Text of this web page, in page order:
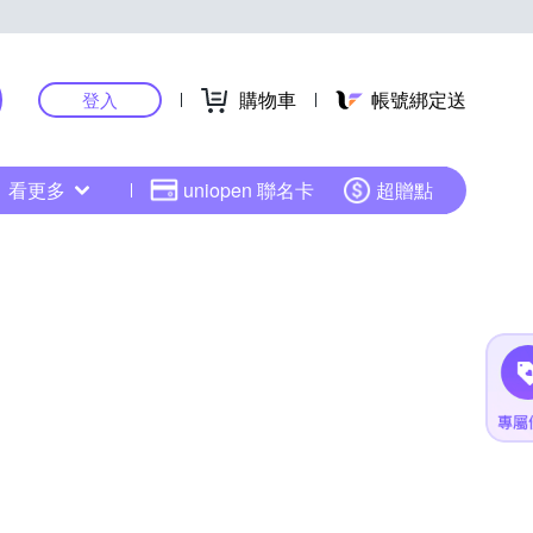
登入 購物車 帳號綁定送
看更多 uniopen 聯名卡 超贈點